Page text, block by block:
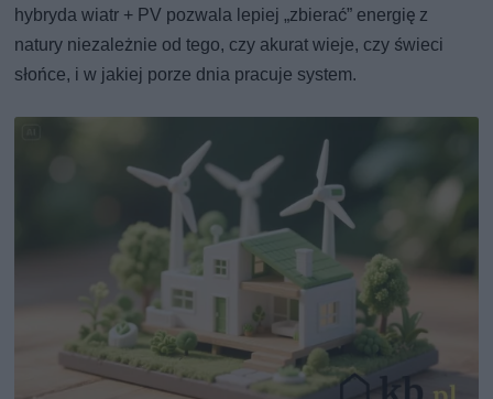
hybryda wiatr + PV pozwala lepiej „zbierać” energię z
natury niezależnie od tego, czy akurat wieje, czy świeci
słońce, i w jakiej porze dnia pracuje system.